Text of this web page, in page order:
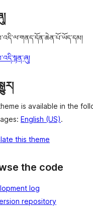
is available in the
English (US).
this theme
the code
log
repository